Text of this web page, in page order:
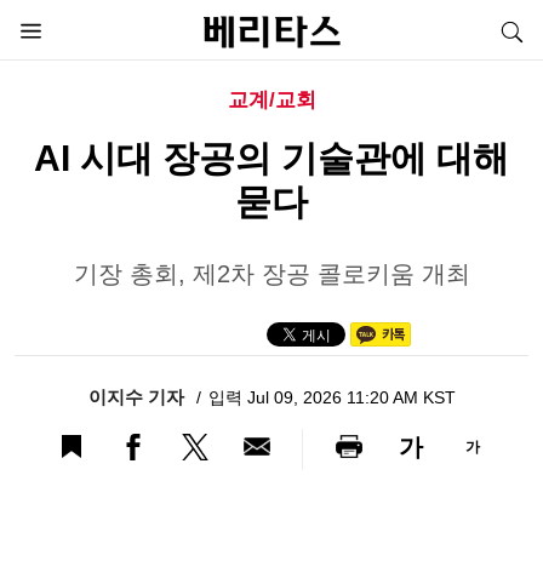
교계/교회
AI 시대 장공의 기술관에 대해
묻다
기장 총회, 제2차 장공 콜로키움 개최
이지수 기자 입력 Jul 09, 2026 11:20 AM KST
가 가